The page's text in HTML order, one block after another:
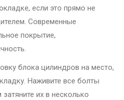
если это прямо не
Современные
покрытие,
блока цилиндров на место,
Наживите все болты
их в несколько